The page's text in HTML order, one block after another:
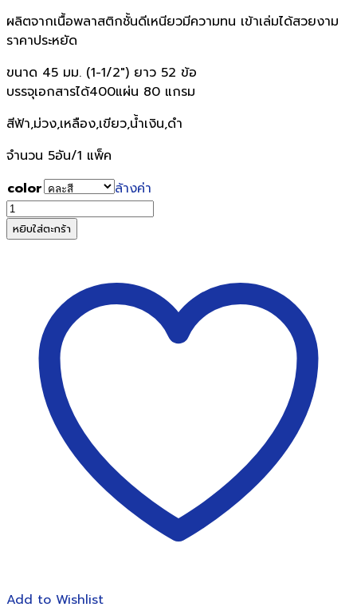
ผลิตจากเนื้อพลาสติกชั้นดีเหนียวมีความทน เข้าเล่มได้สวยงาม
ราคาประหยัด
ขนาด 45 มม. (1-1/2″) ยาว 52 ข้อ
บรรจุเอกสารได้400แผ่น 80 แกรม
สีฟ้า,ม่วง,เหลือง,เขียว,น้ำเงิน,ดำ
จำนวน 5อัน/1 แพ็ค
color
ล้างค่า
จำนวน
สัน
เกลียว
coilbinding
หยิบใส่ตะกร้า
Add to Wishlist